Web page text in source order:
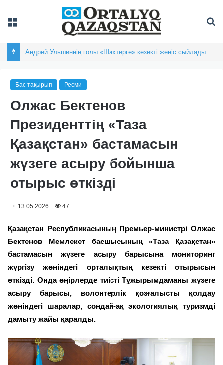
Андрей Ульшиннің голы «Шахтерге» кезекті жеңіс сыйлады
Бас тақырып Ресми
Олжас Бектенов
Президенттің «Таза
Қазақстан» бастамасын
жүзеге асыру бойынша
отырыс өткізді
13.05.2026 47
Қазақстан Республикасының Премьер-министрі Олжас
Бектенов Мемлекет басшысының «Таза Қазақстан»
бастамасын жүзеге асыру барысына мониторинг
жүргізу жөніндегі орталықтың кезекті отырысын
өткізді. Онда өңірлерде тиісті Тұжырымдаманы жүзеге
асыру барысы, волонтерлік қозғалысты қолдау
жөніндегі шаралар, сондай-ақ экологиялық туризмді
дамыту жайы қаралды.